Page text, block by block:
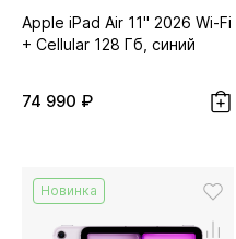
Apple iPad Air 11" 2026 Wi-Fi
+ Cellular 128 Гб, синий
74 990 ₽
Новинка